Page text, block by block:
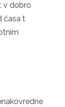
v dobro
časa t